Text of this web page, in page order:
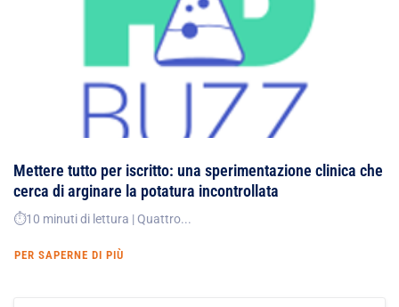
Mettere tutto per iscritto: una sperimentazione clinica che
cerca di arginare la potatura incontrollata
⏱️10 minuti di lettura | Quattro...
PER SAPERNE DI PIÙ